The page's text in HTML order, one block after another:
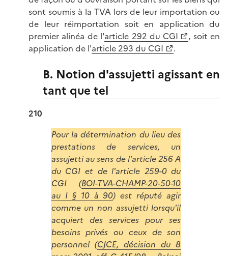
sont soumis à la TVA lors de leur importation ou
de leur réimportation soit en application du
premier alinéa de l'article 292 du CGI
, soit en
application de l'article 293 du CGI .
B. Notion d'assujetti agissant en
tant que tel
210
Pour la détermination du lieu des
prestations de services, un
assujetti au sens de l'article 256 A
du CGI et de l'article 259-0 du
CGI (BOI-TVA-CHAMP-20-50-10
au I § 10 à 90) est réputé agir
comme un non assujetti lorsqu'il
acquiert des services pour ses
besoins privés ou ceux de son
personnel (CJCE, décision du 8